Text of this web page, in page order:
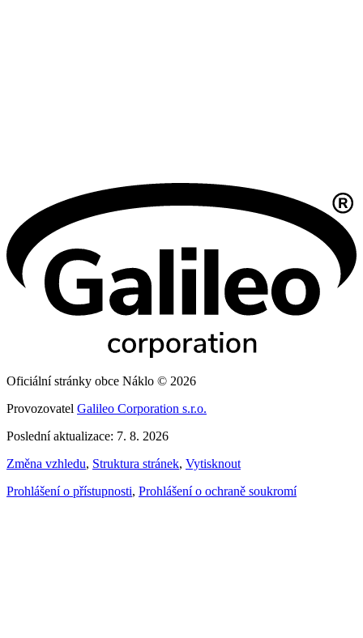
Oficiální stránky obce Náklo © 2026
Provozovatel Galileo Corporation s.r.o.
Poslední aktualizace: 7. 8. 2026
Změna vzhledu, Struktura stránek, Vytisknout
Prohlášení o přístupnosti, Prohlášení o ochraně soukromí